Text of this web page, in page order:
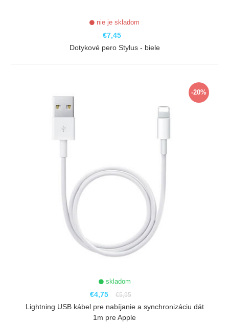
nie je skladom
€7,45
Dotykové pero Stylus - biele
-20%
skladom
€4,75 €5,95
Lightning USB kábel pre nabíjanie a synchronizáciu dát
1m pre Apple